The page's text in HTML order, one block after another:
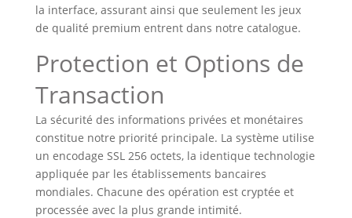
la interface, assurant ainsi que seulement les jeux
de qualité premium entrent dans notre catalogue.
Protection et Options de
Transaction
La sécurité des informations privées et monétaires
constitue notre priorité principale. La système utilise
un encodage SSL 256 octets, la identique technologie
appliquée par les établissements bancaires
mondiales. Chacune des opération est cryptée et
processée avec la plus grande intimité.